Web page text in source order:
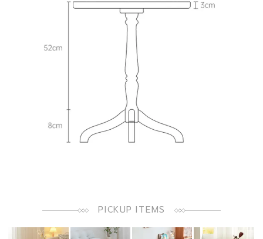
PICKUP ITEMS